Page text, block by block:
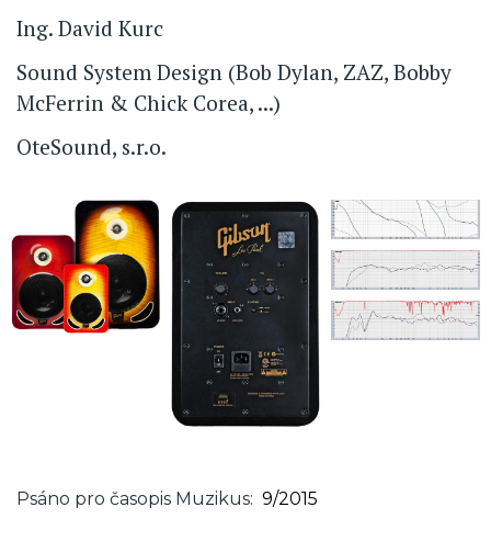
Ing. David Kurc
Sound System Design (Bob Dylan, ZAZ, Bobby
McFerrin & Chick Corea, ...)
OteSound, s.r.o.
Psáno pro časopis Muzikus 9/2015